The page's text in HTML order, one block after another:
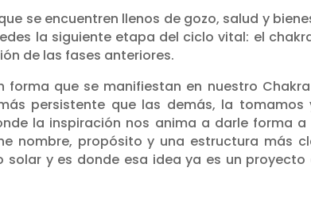
se encuentren llenos de gozo, salud y
la siguiente etapa del ciclo vital: el
de las fases anteriores.
que se manifiestan en nuestro
persistente que las demás, la tomamos
la inspiración nos anima a darle forma a
nombre, propósito y una estructura más
y es donde esa idea ya es un proyecto